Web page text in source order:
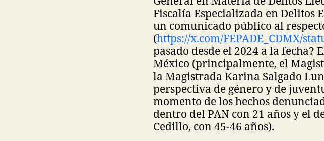
Fiscalía Especializada en Delitos
un comunicado público al
(https://x.com/FEPADE_CDMX/
pasado desde el 2024 a la
México (principalmente, el
la Magistrada Karina Salgado
perspectiva de género y de
momento de los hechos
dentro del PAN con 21 años y el
Cedillo, con 45-46 años).